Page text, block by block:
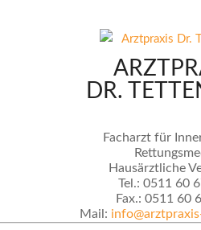
DR.
Facharzt für
Hausärztliche
Tel.: 0511 60
Fax.: 0511 60
Mail: